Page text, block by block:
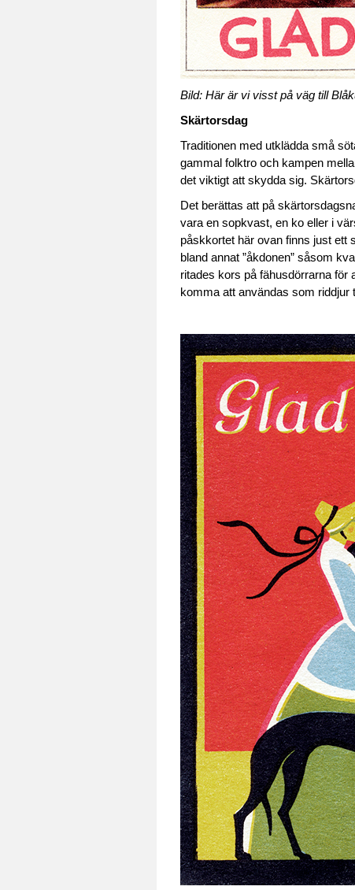
Bild: Här är vi visst på väg till
Skärtorsdag
Traditionen med utklädda små
gammal folktro och kampen
det viktigt att skydda sig.
Det berättas att på
vara en sopkvast, en ko eller i
påskkortet här ovan finns just ett
bland annat ”åkdonen” såsom
ritades kors på fähusdörrarna för
komma att användas som riddjur